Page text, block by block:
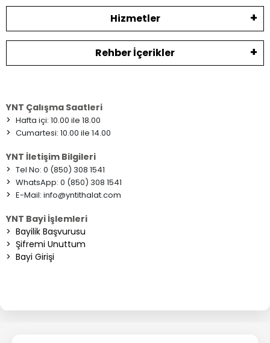
Hizmetler
Rehber İçerikler
YNT Çalışma Saatleri
> Hafta içi: 10.00 ile 18.00
> Cumartesi: 10.00 ile 14.00
YNT İletişim Bilgileri
> Tel No: 0 (850) 308 1541
> WhatsApp: 0 (850) 308 1541
> E-Mail: info@yntithalat.com
YNT Bayi İşlemleri
> Bayilik Başvurusu
> Şifremi Unuttum
> Bayi Girişi